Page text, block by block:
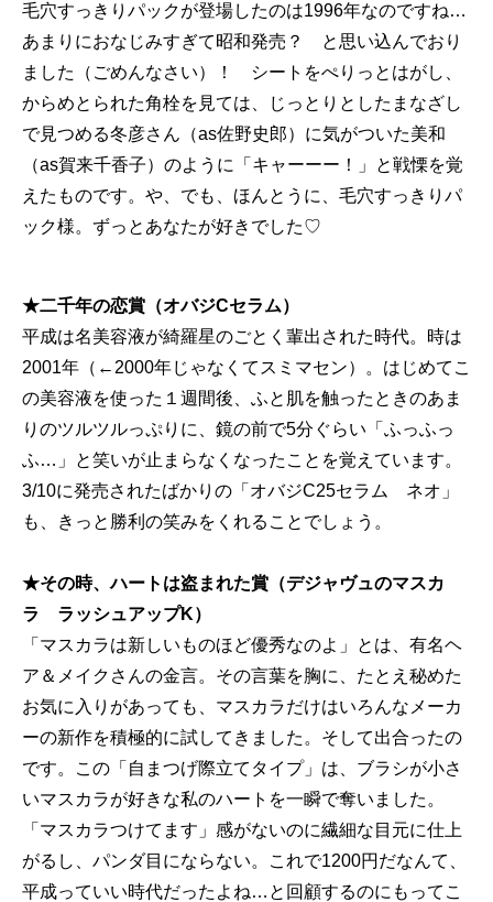
毛穴すっきりパックが登場したのは1996年なのですね…
あまりにおなじみすぎて昭和発売？ と思い込んでおり
ました（ごめんなさい）！ シートをぺりっとはがし、
からめとられた角栓を見ては、じっとりとしたまなざし
で見つめる冬彦さん（as佐野史郎）に気がついた美和
（as賀来千香子）のように「キャーーー！」と戦慄を覚
えたものです。や、でも、ほんとうに、毛穴すっきりパ
ック様。ずっとあなたが好きでした♡
★二千年の恋賞（オバジCセラム）
平成は名美容液が綺羅星のごとく輩出された時代。時は
2001年（←2000年じゃなくてスミマセン）。はじめてこ
の美容液を使った１週間後、ふと肌を触ったときのあま
りのツルツルっぷりに、鏡の前で5分ぐらい「ふっふっ
ふ…」と笑いが止まらなくなったことを覚えています。
3/10に発売されたばかりの「オバジC25セラム ネオ」
も、きっと勝利の笑みをくれることでしょう。
★その時、ハートは盗まれた賞（デジャヴュのマスカ
ラ ラッシュアップK）
「マスカラは新しいものほど優秀なのよ」とは、有名ヘ
ア＆メイクさんの金言。その言葉を胸に、たとえ秘めた
お気に入りがあっても、マスカラだけはいろんなメーカ
ーの新作を積極的に試してきました。そして出合ったの
です。この「自まつげ際立てタイプ」は、ブラシが小さ
いマスカラが好きな私のハートを一瞬で奪いました。
「マスカラつけてます」感がないのに繊細な目元に仕上
がるし、パンダ目にならない。これで1200円だなんて、
平成っていい時代だったよね…と回顧するのにもってこ